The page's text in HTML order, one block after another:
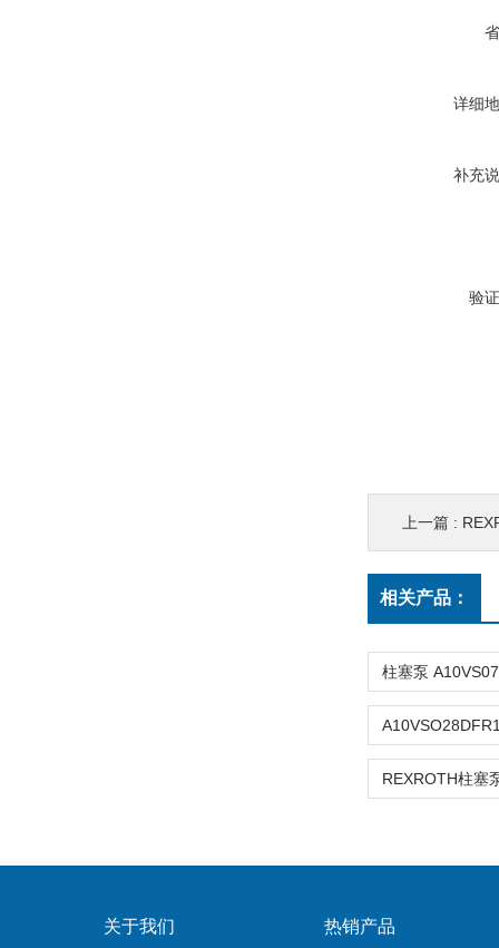
详细
补充
验
上一篇 :
相关产品：
关于我们 热销产品